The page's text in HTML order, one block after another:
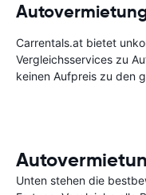
Carrentals.at bietet
Vergleichsservices zu
keinen Aufpreis zu den
Unten stehen die